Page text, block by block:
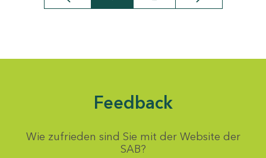
Feedback
Wie zufrieden sind Sie mit der Website der
SAB?